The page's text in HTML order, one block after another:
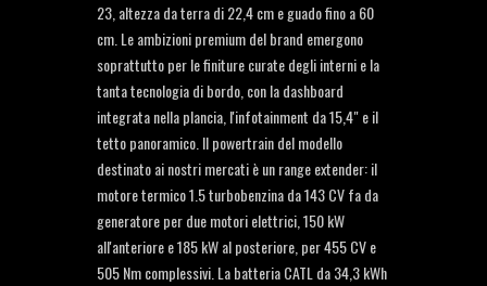
23, altezza da terra di 22,4 cm e guado fino a 60
cm. Le ambizioni premium del brand emergono
soprattutto per le finiture curate degli interni e la
tanta tecnologia di bordo, con la dashboard
integrata nella plancia, l'infotainment da 15,4" e il
tetto panoramico. Il powertrain del modello
destinato ai nostri mercati è un range extender: il
motore termico 1.5 turbobenzina da 143 CV fa da
generatore per due motori elettrici, 150 kW
all'anteriore e 185 kW al posteriore, per 455 CV e
505 Nm complessivi. La batteria CATL da 34,3 kWh